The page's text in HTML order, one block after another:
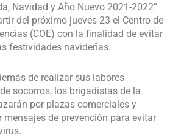
Navidad y Año Nuevo 2021-2022”
del próximo jueves 23 el Centro de
(COE) con la finalidad de evitar
festividades navideñas.
de realizar sus labores
socorros, los brigadistas de la
por plazas comerciales y
mensajes de prevención para evitar